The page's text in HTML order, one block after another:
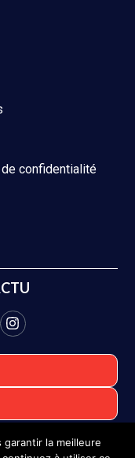
confidentialité
la meilleure